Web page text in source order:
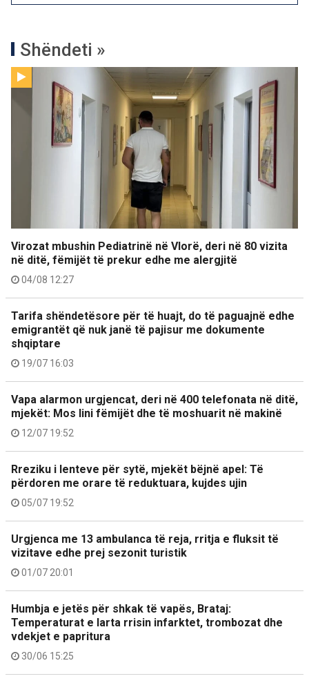
Shëndeti »
Virozat mbushin Pediatrinë në Vlorë, deri në 80 vizita
në ditë, fëmijët të prekur edhe me alergjitë
04/08 12:27
Tarifa shëndetësore për të huajt, do të paguajnë edhe
emigrantët që nuk janë të pajisur me dokumente
shqiptare
19/07 16:03
Vapa alarmon urgjencat, deri në 400 telefonata në ditë,
mjekët: Mos lini fëmijët dhe të moshuarit në makinë
12/07 19:52
Rreziku i lenteve për sytë, mjekët bëjnë apel: Të
përdoren me orare të reduktuara, kujdes ujin
05/07 19:52
Urgjenca me 13 ambulanca të reja, rritja e fluksit të
vizitave edhe prej sezonit turistik
01/07 20:01
Humbja e jetës për shkak të vapës, Brataj:
Temperaturat e larta rrisin infarktet, trombozat dhe
vdekjet e papritura
30/06 15:25